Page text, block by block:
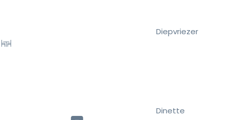
Diepvriezer
Dinette